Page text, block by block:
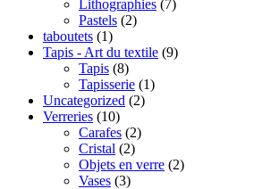
Lithographies (7)
Pastels (2)
taboutets (1)
Tapis - Art du textile (9)
Tapis (8)
Tapisserie (1)
Uncategorized (2)
Verreries (10)
Carafes (2)
Cristal (2)
Objets en verre (2)
Vases (3)